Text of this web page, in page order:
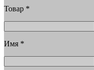
Товар *
Имя *